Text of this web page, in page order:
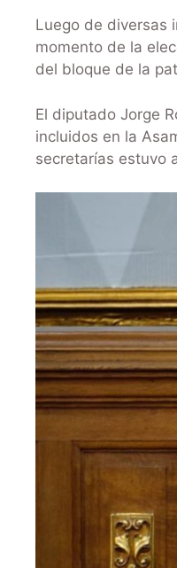
Luego de diversas
momento de la
del bloque de la
El diputado Jorge
incluidos en la
secretarías estuvo